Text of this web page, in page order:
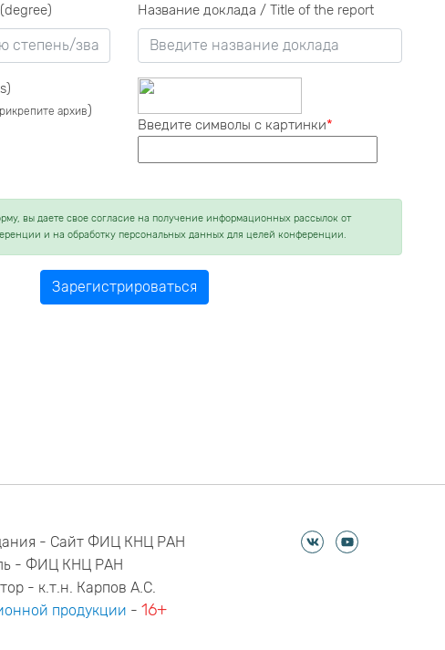
Название доклада / Title of the report
архив)
Введите символы с картинки*
вы даете свое согласие на получение информационных рассылок от
и на обработку персональных данных для целей конференции.
- Сайт ФИЦ КНЦ РАН
- ФИЦ КНЦ РАН
- к.т.н. Карпов А.С.
продукции -16+